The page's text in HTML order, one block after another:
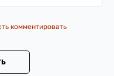
комментировать